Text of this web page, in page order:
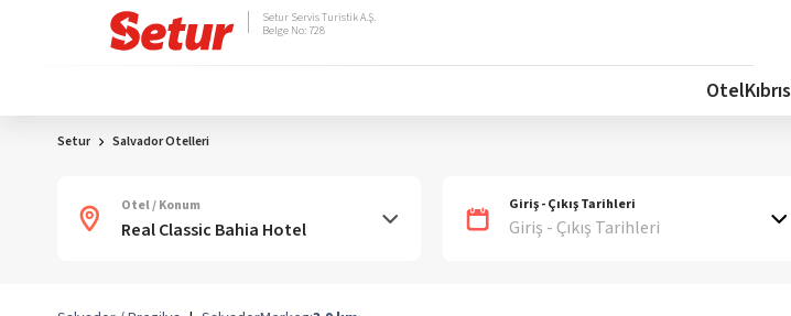
Setur Servis Turistik A.Ş.
Belge No: 728
OtelKıbrıs
Setur Salvador Otelleri
Otel / Konum Giriş - Çıkış Tarihleri
Giriş - Çıkış Tarihleri